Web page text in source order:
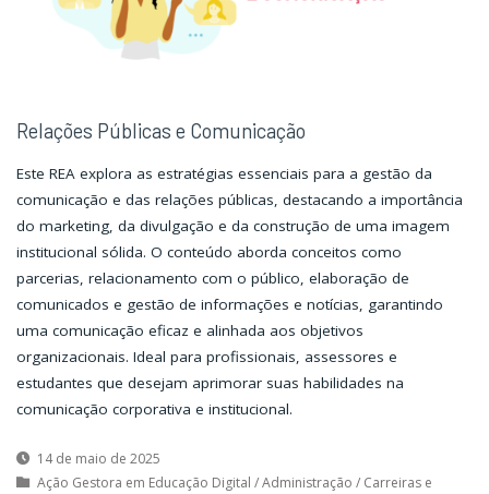
Relações Públicas e Comunicação
Este REA explora as estratégias essenciais para a gestão da
comunicação e das relações públicas, destacando a importância
do marketing, da divulgação e da construção de uma imagem
institucional sólida. O conteúdo aborda conceitos como
parcerias, relacionamento com o público, elaboração de
comunicados e gestão de informações e notícias, garantindo
uma comunicação eficaz e alinhada aos objetivos
organizacionais. Ideal para profissionais, assessores e
estudantes que desejam aprimorar suas habilidades na
comunicação corporativa e institucional.
14 de maio de 2025
Ação Gestora em Educação Digital /Administração / Carreiras e